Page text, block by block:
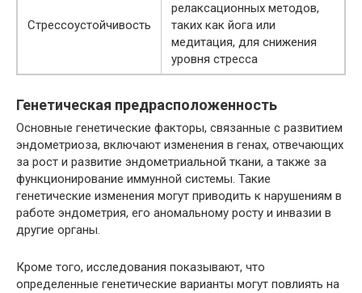
Стрессоустойчивость
релаксационных методов,
таких как йога или
медитация, для снижения
уровня стресса
Генетическая предрасположенность
Основные генетические факторы, связанные с развитием
эндометриоза, включают изменения в генах, отвечающих
за рост и развитие эндометриальной ткани, а также за
функционирование иммунной системы. Такие
генетические изменения могут приводить к нарушениям в
работе эндометрия, его аномальному росту и инвазии в
другие органы.
Кроме того, исследования показывают, что
определенные генетические варианты могут повлиять на